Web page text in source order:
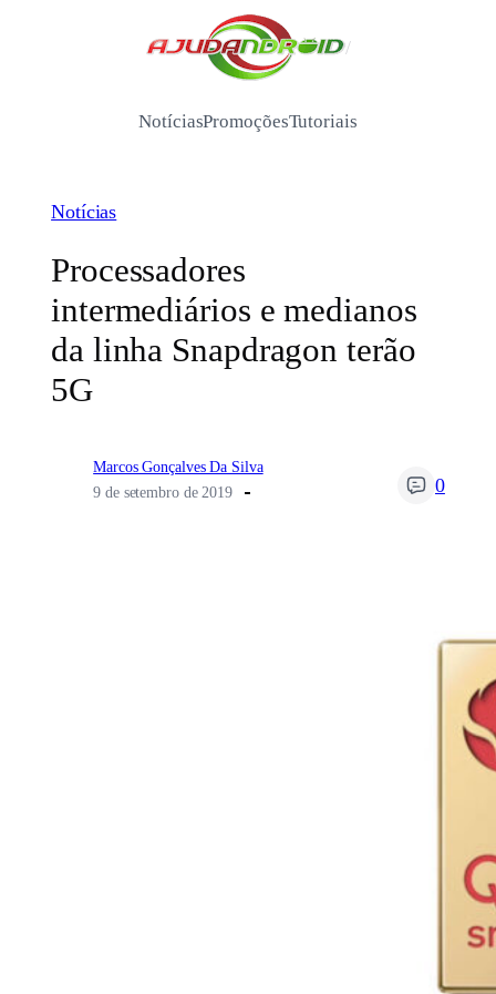
/
NotíciasPromoçõesTutoriais
Notícias
Processadores
intermediários e medianos
da linha Snapdragon terão
5G
Marcos Gonçalves Da Silva
9 de setembro de 2019
0